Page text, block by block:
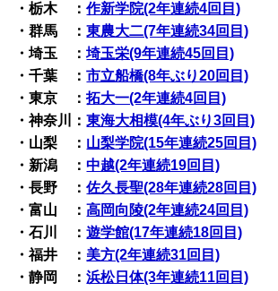
・栃木 ：作新学院(2年連続4回目)
・群馬 ：東農大二(7年連続34回目)
・埼玉 ：埼玉栄(9年連続45回目)
・千葉 ：市立船橋(8年ぶり20回目)
・東京 ：拓大一(2年連続4回目)
・神奈川：東海大相模(4年ぶり3回目)
・山梨 ： 山梨学院(15年連続25回目)
・新潟 ：中越(2年連続19回目)
・長野 ：佐久長聖(28年連続28回目)
・富山 ： 高岡向陵(2年連続24回目)
・石川 ：遊学館(17年連続18回目)
・福井 ： 美方(2年連続31回目)
・静岡 ：浜松日体(3年連続11回目)